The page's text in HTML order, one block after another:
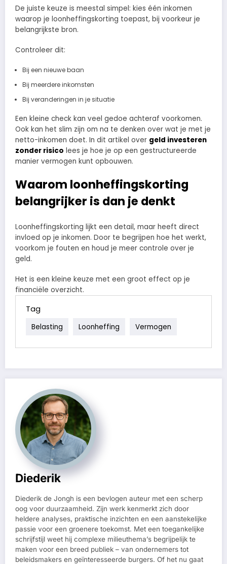
De juiste keuze is meestal simpel: kies één inkomen
waarop je loonheffingskorting toepast, bij voorkeur je
belangrijkste bron.
Controleer dit:
Bij een nieuwe baan
Bij meerdere inkomsten
Bij veranderingen in je situatie
Een kleine check kan veel gedoe achteraf voorkomen.
Ook kan het slim zijn om na te denken over wat je met je
netto-inkomen doet. In dit artikel over geld investeren
zonder risico lees je hoe je op een gestructureerde
manier vermogen kunt opbouwen.
Waarom loonheffingskorting
belangrijker is dan je denkt
Loonheffingskorting lijkt een detail, maar heeft direct
invloed op je inkomen. Door te begrijpen hoe het werkt,
voorkom je fouten en houd je meer controle over je
geld.
Het is een kleine keuze met een groot effect op je
financiële overzicht.
Tag
Belasting Loonheffing Vermogen
Diederik
Diederik de Jongh is een bevlogen auteur met een scherp
oog voor duurzaamheid. Zijn werk kenmerkt zich door
heldere analyses, praktische inzichten en een aanstekelijke
passie voor een groenere toekomst. Met een toegankelijke
schrijfstijl weet hij complexe milieuthema’s begrijpelijk te
maken voor een breed publiek – van ondernemers tot
beleidsmakers en geïnteresseerde burgers. Of het nu gaat